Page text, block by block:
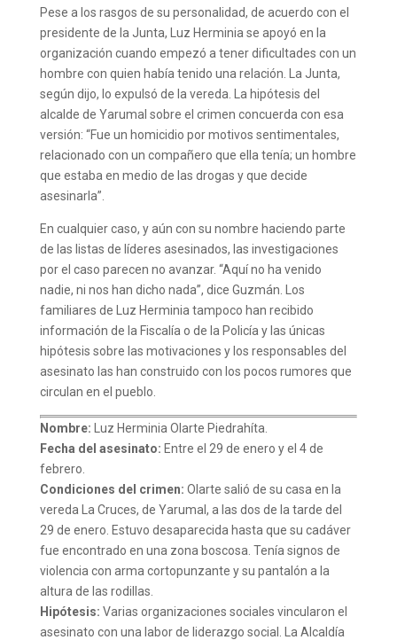
Pese a los rasgos de su personalidad, de acuerdo con el
presidente de la Junta, Luz Herminia se apoyó en la
organización cuando empezó a tener dificultades con un
hombre con quien había tenido una relación. La Junta,
según dijo, lo expulsó de la vereda. La hipótesis del
alcalde de Yarumal sobre el crimen concuerda con esa
versión: “Fue un homicidio por motivos sentimentales,
relacionado con un compañero que ella tenía; un hombre
que estaba en medio de las drogas y que decide
asesinarla”.
En cualquier caso, y aún con su nombre haciendo parte
de las listas de líderes asesinados, las investigaciones
por el caso parecen no avanzar. “Aquí no ha venido
nadie, ni nos han dicho nada”, dice Guzmán. Los
familiares de Luz Herminia tampoco han recibido
información de la Fiscalía o de la Policía y las únicas
hipótesis sobre las motivaciones y los responsables del
asesinato las han construido con los pocos rumores que
circulan en el pueblo.
Nombre: Luz Herminia Olarte Piedrahíta.
Fecha del asesinato: Entre el 29 de enero y el 4 de
febrero.
Condiciones del crimen: Olarte salió de su casa en la
vereda La Cruces, de Yarumal, a las dos de la tarde del
29 de enero. Estuvo desaparecida hasta que su cadáver
fue encontrado en una zona boscosa. Tenía signos de
violencia con arma cortopunzante y su pantalón a la
altura de las rodillas.
Hipótesis: Varias organizaciones sociales vincularon el
asesinato con una labor de liderazgo social. La Alcaldía